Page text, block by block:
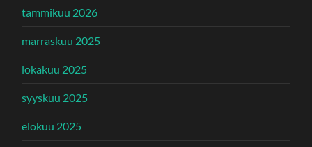
tammikuu 2026
marraskuu 2025
lokakuu 2025
syyskuu 2025
elokuu 2025